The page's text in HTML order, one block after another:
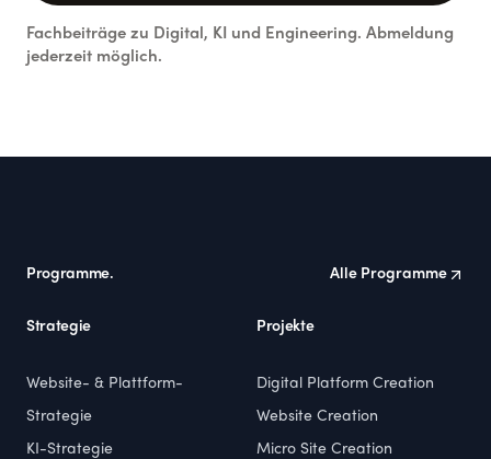
Fachbeiträge zu Digital, KI und Engineering. Abmeldung
jederzeit möglich.
Programme. Alle Programme
Strategie
Website- & Plattform-
Strategie
KI-Strategie
Projekte
Digital Platform Creation
Website Creation
Micro Site Creation